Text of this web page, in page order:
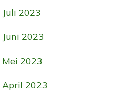
Juli 2023
Juni 2023
Mei 2023
April 2023